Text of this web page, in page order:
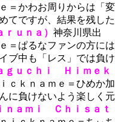
かわお周りからは「変
てですが、結果を残した
ｕｎａ） 神奈川県出
ぱるなファンの方には
ブ中も「レス」では負け
ｇｕｃｈｉ Ｈｉｍｅｋ
ｋｎａｍｅ＝ひめか加
に負けないよう楽しく元
ａｍｉ Ｃｈｉｓａｔ